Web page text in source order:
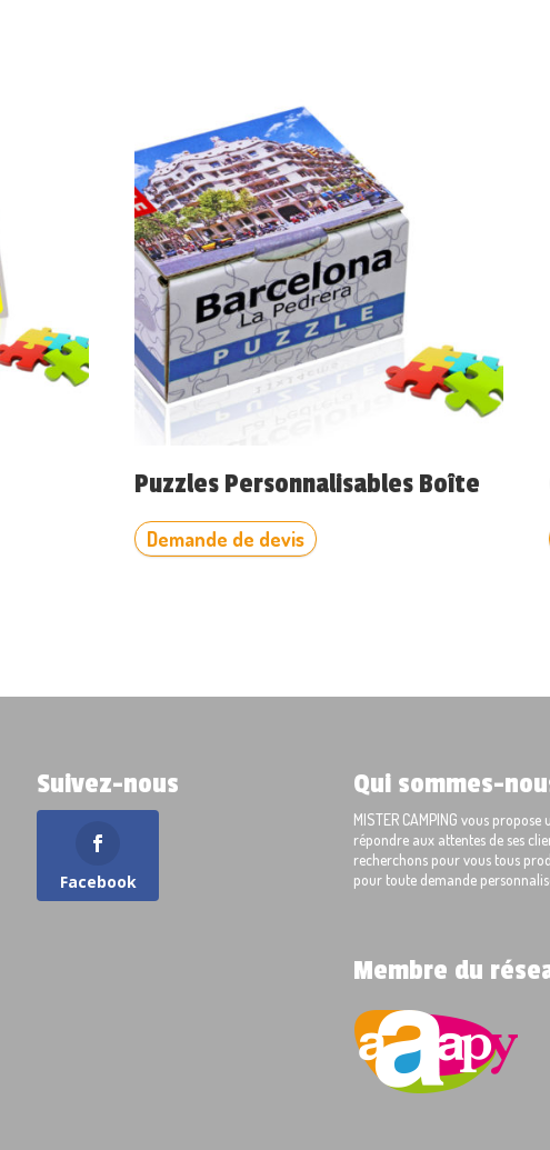
Puzzles Personnalisables Boîte
Demande de devis
Suivez-nous
Facebook
Qui sommes-
MISTER CAMPING vous
répondre aux attentes de ses
recherchons pour vous tous
pour toute demande
Membre du